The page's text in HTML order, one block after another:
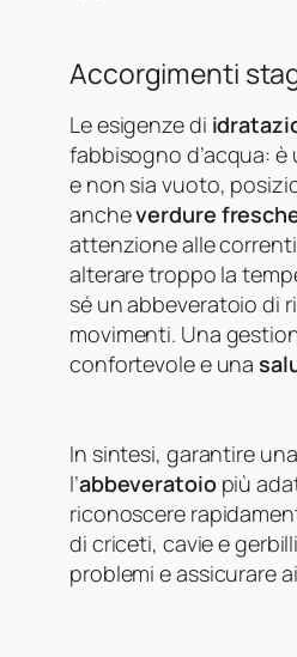
Accorgimenti
Le esigenze di
fabbisogno d’acqua:
e non sia vuoto,
ancheverdure
attenzione alle
alterare troppo la
sé un abbeveratoio di
movimenti. Una
confortevole e una
In sintesi, garantire
l’abbeveratoiopiù
riconoscere
di criceti, cavie e
problemi e assicurare